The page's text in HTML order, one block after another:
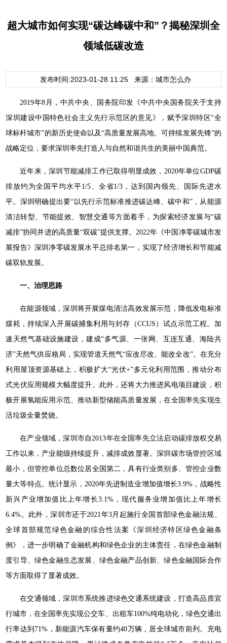
超大城市如何实现“碳达峰碳中和”？揭秘深圳全
领域低碳改造
发布时间:2023-01-28 11:25 来源：城市怎么办
2019年8月，中共中央、国务院印发《中共中央国务院关于支持
深圳建设中国特色社会主义先行示范区的意见》，赋予深圳特区“全
球标杆城市”的新历史使命以及“高质量发展高地、可持续发展先锋”的
战略定位，要求深圳率先打造人与自然和谐共生的美丽中国典范。
近年来，深圳节能减排工作已取得明显成效，2020年单位GDP碳
排放约为全国平均水平1/5、全省1/3，达到国内领先、国际先进水
平。深圳明确提出要“以先行示范标准推进碳达峰、碳中和”，从能源
清洁转型、节能提效、智慧交通等方面着手，为探索经济发展与“碳
减排”协同并进的高质量“双碳”提供支撑。2022年《中国净零碳城市发
展报告》深圳净零碳发展水平总排名第一，实现了经济增长和节能减
碳双轨发展。
一、治理思路
在能源领域，深圳将开展煤电清洁高效发展示范，降低发电标准
煤耗，持续深入开展碳捕集利用与封存（CCUS）试点示范工程。加
速天然气基础设施建设，建成“多气源、一张网、互连互通、海陆共
济”天然气供应格局，实现管道天然气“应改尽改、能改全改”。在充分
利用屋顶资源基础上，积极扩大“光伏+”多元化利用范围，推动分布
式光伏应用规模大幅度提升。此外，还将大力推进风电项目建设，积
极开展氢能应用示范、推动新型储能高质量发展，在全国率先实现生
活垃圾全量焚烧。
在产业领域，深圳市自2013年在全国率先立法启动碳排放权交易
工作以来，产业能级持续提升，减排成效显著。深圳碳市场管控区域
最小，但管控单位总数位居全国第二，具有行业类别多、管控企业数
量大等特点。统计显示，2020年先进制造业增加值增长3.9%，战略性
新兴产业增加值比上年增长3.1%，现代服务业增加值比上年增长
6.4%。此外，深圳市还于2021年3月起施行全国首部绿色金融法规、
全球首部规范绿色金融的综合性法案《深圳经济特区绿色金融条
例》，进一步明确了金融机构和绿色企业的主体责任，在绿色金融制
度引导、绿色金融生态发展、绿色金融产品创新、绿色金融国际合作
等方面取得了显著成效。
在交通领域，深圳市系统推进绿色交通系统建设，打造高品质宜
行城市，在全国率先实现公交车、出租车100%纯电动化，绿色交通出
行率达到71%，新能源汽车保有量约40万辆，居全球城市前列。充电